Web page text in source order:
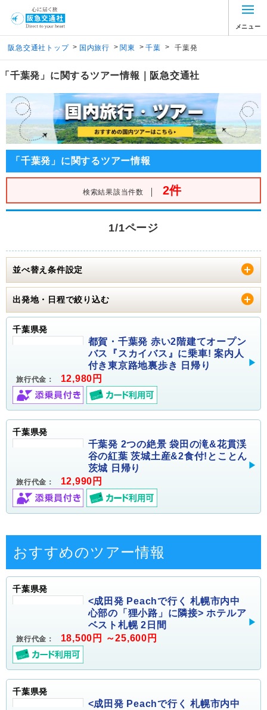
メニュー
阪急交通社トップ > 国内旅行 > 関東 > 千葉 > 千葉発
「千葉発」に関するツアー情報｜阪急交通社
「千葉発」に関するツアー情報
検索結果該当件数 ｜ 2件
1/1ページ
並べ替え条件設定
出発地・日程で絞り込む
千葉県発
都賀・千葉発 赤い2階建てオープン
バス『スカイバス』に乗車! 案内人
付き東京路地裏歩き 日帰り
旅行代金： 12,980円
千葉県発
千葉発 2つの絶景 袋田の滝&花貫渓
谷の紅葉 茨城土産&2食付!とことん
茨城 日帰り
旅行代金： 12,990円
おすすめのツアー情報
千葉県発
<成田発 Peachで行く 札幌市内中
心部の「狸小路」に隣接> ホテルア
ベスト札幌 2日間
旅行代金： 18,500円 ～25,600円
千葉県発
<成田発 Peachで行く 札幌市内中